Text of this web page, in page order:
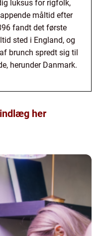
luksus for rigfolk,
måltid efter
fandt det første
sted i England, og
brunch spredt sig til
herunder Danmark.
her